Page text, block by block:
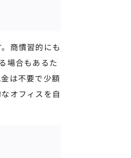
商慣習的にも
場合もあるた
は不要で少額
オフィスを自